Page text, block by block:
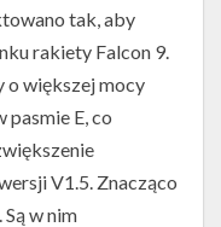
tak, aby
rakiety Falcon 9.
o większej mocy
E, co
V1.5. Znacząco
w nim